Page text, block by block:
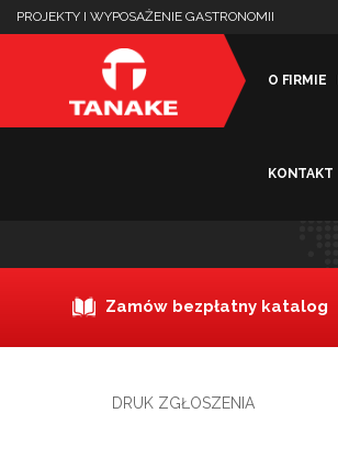
PROJEKTY I WYPOSAŻENIE GASTRONOMII
O FIRMIE
KONTAKT
Zamów bezpłatny katalog
DRUK ZGŁOSZENIA